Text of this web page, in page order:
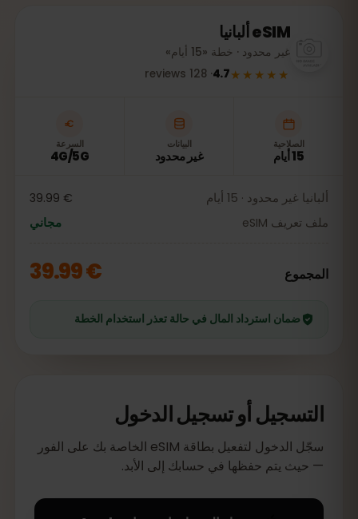
eSIMألبانيا
غير محدود · خطة «15 أيام»
★★★★★
4.7
·
128
reviews
الصلاحية
15 أيام
البيانات
غير محدود
السرعة
4G/5G
ألبانيا غير محدود · 15 أيام
€ 39.99
ملف تعريف eSIM
مجاني
المجموع € 39.99
ضمان استرداد المال في حالة تعذر استخدام الخطة
التسجيل أو تسجيل الدخول
سجّل الدخول لتفعيل بطاقة eSIM الخاصة بك على الفور
— حيث يتم حفظها في حسابك إلى الأبد.